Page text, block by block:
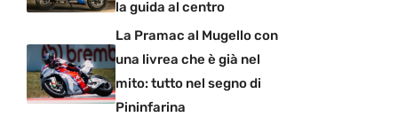
la guida al centro
La Pramac al Mugello con
una livrea che è già nel
mito: tutto nel segno di
Pininfarina